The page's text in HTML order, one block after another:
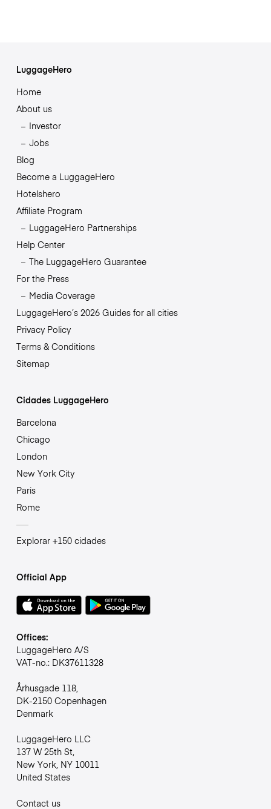
LuggageHero
Home
About us
Investor
Jobs
Blog
Become a LuggageHero
Hotelshero
Affiliate Program
LuggageHero Partnerships
Help Center
The LuggageHero Guarantee
For the Press
Media Coverage
LuggageHero’s 2026 Guides for all cities
Privacy Policy
Terms & Conditions
Sitemap
Cidades LuggageHero
Barcelona
Chicago
London
New York City
Paris
Rome
Explorar +150 cidades
Official App
Offices:
LuggageHero A/S
VAT-no.: DK37611328
Århusgade 118,
DK-2150 Copenhagen
Denmark
LuggageHero LLC
137 W 25th St,
New York, NY 10011
United States
Contact us